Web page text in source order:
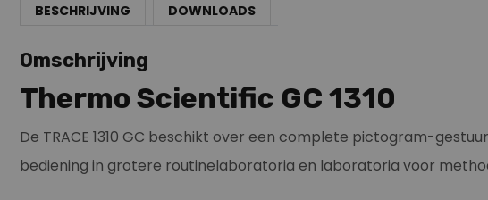
BESCHRIJVING DOWNLOADS
Omschrijving
Thermo Scientific GC 1310
De TRACE 1310 GC beschikt over een complete pictogram-
bediening in grotere routinelaboratoria en laboratoria voor